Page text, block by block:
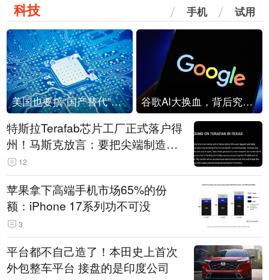
科技 手机 试用
美国也要搞“国产替代”？先算清三笔账 谷歌AI大换血，背后究竟发生了什么？
特斯拉Terafab芯片工厂正式落户得
州！马斯克放言：要把尖端制造带
回美国
12
苹果拿下高端手机市场65%的份
额：iPhone 17系列功不可没
3
平台都不自己造了！本田史上首次
外包整车平台 接盘的是印度公司